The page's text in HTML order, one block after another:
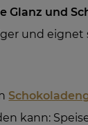
Glanz und
und eignet
kann: